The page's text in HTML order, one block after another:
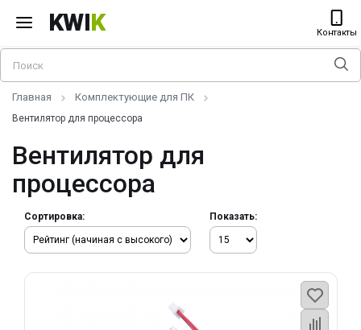
KWIK Контакты
Главная Комплектующие для ПК
Вентилятор для процессора
Вентилятор для
процессора
Сортировка: Показать: